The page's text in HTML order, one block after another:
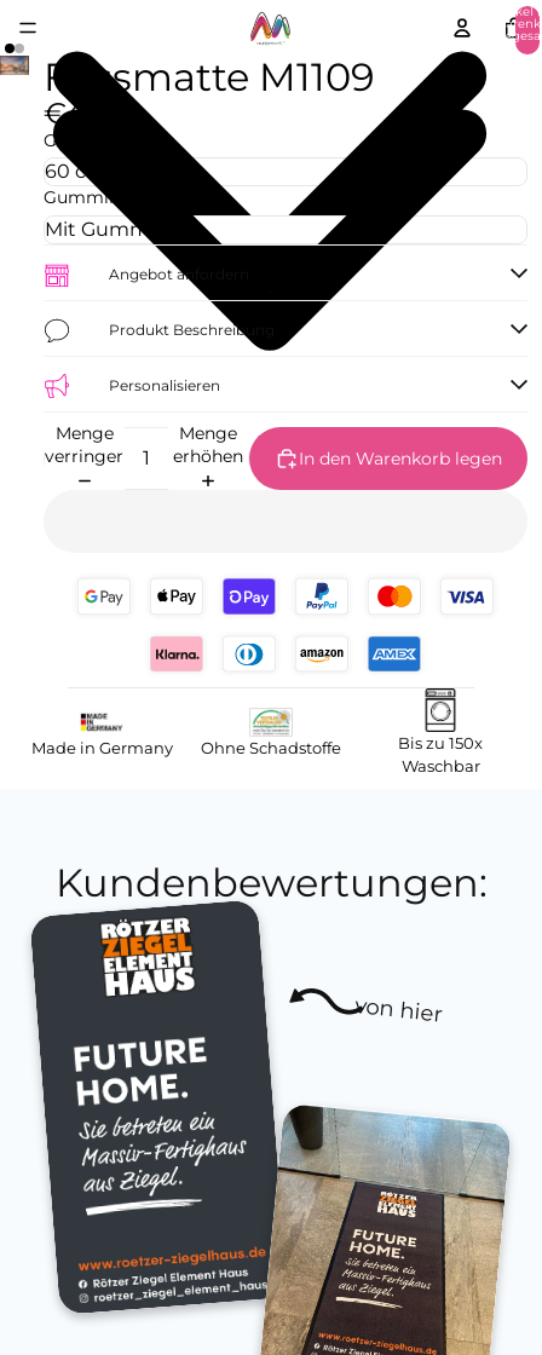
Artikel
Fussmatte M1109
€42,73
Größe
Gummirand
Angebot anfordern
Produkt Beschreibung
Personalisieren
Menge
verringern
Menge
erhöhen
In den Warenkorb legen
Made in Germany Ohne Schadstoffe
Bis zu 150x
Waschbar
Kundenbewertungen:
von hier